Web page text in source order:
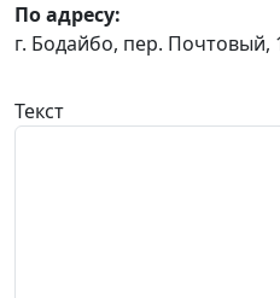
По адресу:
г. Бодайбо, пер. Почтовый,
Текст